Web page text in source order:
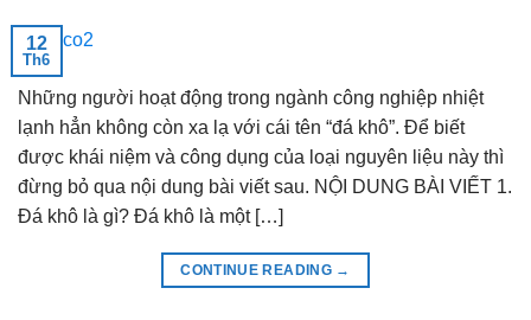
12
Th6
Những người hoạt động trong ngành công nghiệp nhiệt
lạnh hẳn không còn xa lạ với cái tên “đá khô”. Để biết
được khái niệm và công dụng của loại nguyên liệu này thì
đừng bỏ qua nội dung bài viết sau. NỘI DUNG BÀI VIẾT 1.
Đá khô là gì? Đá khô là một […]
CONTINUE READING →